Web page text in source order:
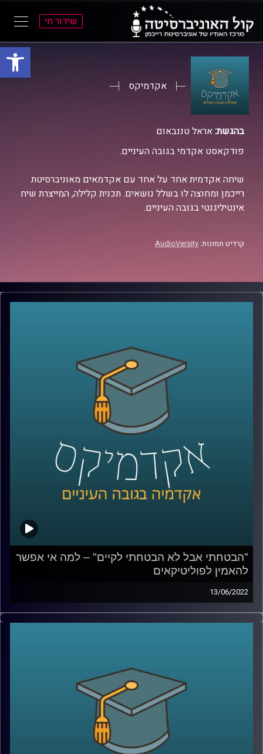
פתח
שידור חי
אקדמיקס
בהגשת:אראל טננבאום
פודקאסט אקדמי בגובה העיניים.
שיחה אקדמית אחד על אחד עם אקדמאים מאוניברסיטת
רייכמן ומחוצה לו בשלל נושאים. תכנית קלילה, המייצרת שיח
אינטיליגנטי בגובה העיניים.
קרדיט תמונות: AudioVersity
"הבטחתי אבל לא הבטחתי לקיים" – למה אי אפשר
להאמין לפוליטיקאים
13/06/2022
בישראל התרגלנו שהבטחות בחירות לא נועדו כדי להיות
מקויימות. בפרק הזה ד"ר מעוז רוזנטל, מרצה בכיר בבית הספר
לאומית על דברים שרואים מכאן ומה המחיר של שקרים
לשיחה על משילות – שנה לממשלת בנט לפיד –